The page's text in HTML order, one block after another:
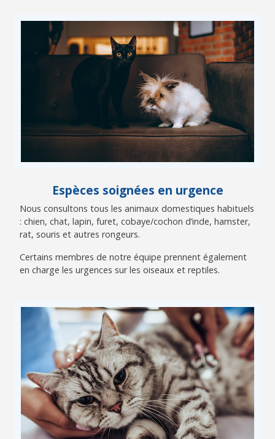
Espèces soignées en urgence
Nous consultons tous les animaux domestiques habituels
: chien, chat, lapin, furet, cobaye/cochon d’inde, hamster,
rat, souris et autres rongeurs.
Certains membres de notre équipe prennent également
en charge les urgences sur les oiseaux et reptiles.